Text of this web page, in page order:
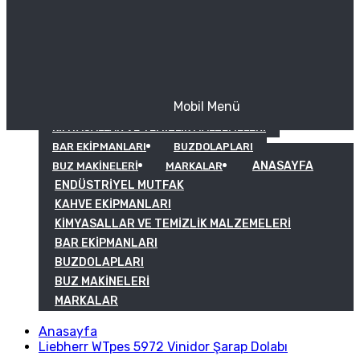
KIMYASALLAR VE TEMIZLIK MALZEMELERI
BAR EKIPMANLARI
BUZDOLAPLARI
BUZ MAKINELERI
MARKALAR
Mobil Menü
ANASAYFA
ENDÜSTRIYEL MUTFAK
KAHVE EKIPMANLARI
KIMYASALLAR VE TEMIZLIK MALZEMELERI
BAR EKIPMANLARI
BUZDOLAPLARI
BUZ MAKINELERI
MARKALAR
Anasayfa
Liebherr WTpes 5972 Vinidor Şarap Dolabı